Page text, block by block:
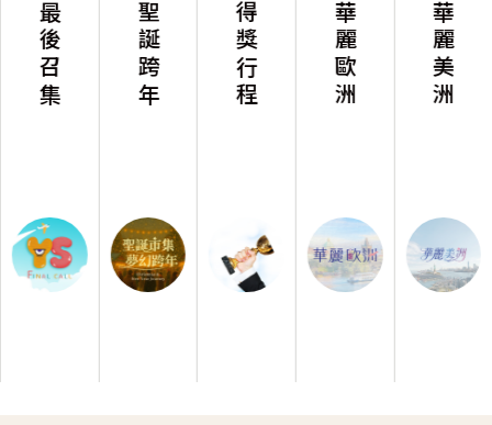
最後召集 聖誕跨年 得獎行程 華麗歐洲 華麗美洲